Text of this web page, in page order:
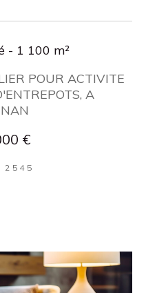
- 1 100 m²
POUR ACTIVITE
A
€
2545